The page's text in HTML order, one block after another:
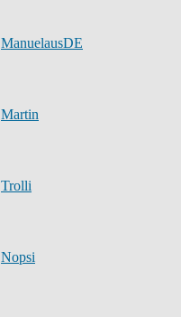
ManuelausDE
Martin
Trolli
Nopsi